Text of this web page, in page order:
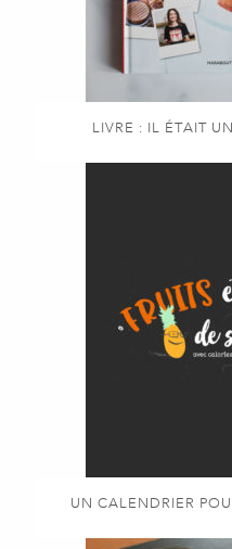
LIVRE : IL ÉTAIT
UN CALENDRIER